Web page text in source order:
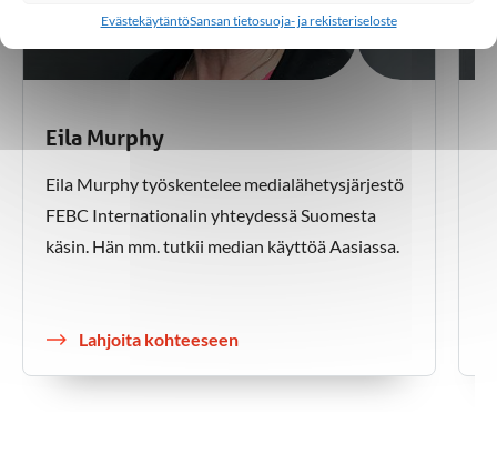
EvästekäytäntöSansan tietosuoja- ja rekisteriseloste
Eila Murphy
Eila Murphy työskentelee medialähetysjärjestö
FEBC Internationalin yhteydessä Suomesta
käsin. Hän mm. tutkii median käyttöä Aasiassa.
Lahjoita kohteeseen